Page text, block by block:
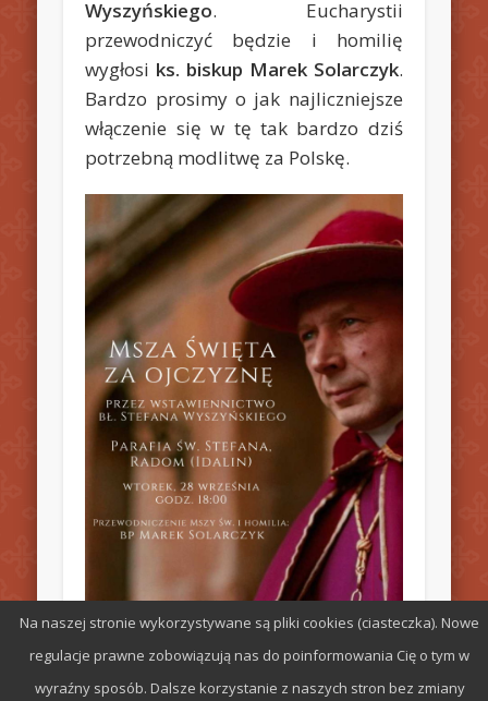
Wyszyńskiego. Eucharystii
przewodniczyć będzie i homilię
wygłosi ks. biskup Marek Solarczyk.
Bardzo prosimy o jak najliczniejsze
włączenie się w tę tak bardzo dziś
potrzebną modlitwę za Polskę.
Na naszej stronie wykorzystywane są pliki cookies (ciasteczka). Nowe
regulacje prawne zobowiązują nas do poinformowania Cię o tym w
wyraźny sposób. Dalsze korzystanie z naszych stron bez zmiany